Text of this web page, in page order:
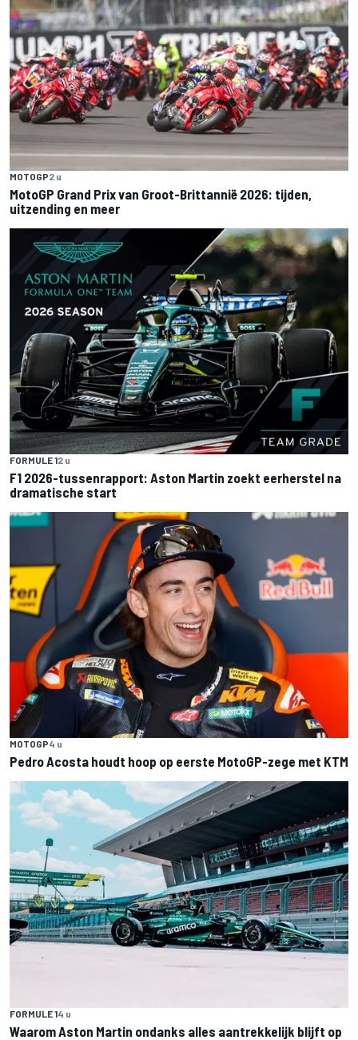
MOTOGP2 u
MotoGP Grand Prix van Groot-Brittannië 2026: tijden,
uitzending en meer
FORMULE 12 u
F1 2026-tussenrapport: Aston Martin zoekt eerherstel na
dramatische start
MOTOGP4 u
Pedro Acosta houdt hoop op eerste MotoGP-zege met KTM
FORMULE 14 u
Waarom Aston Martin ondanks alles aantrekkelijk blijft op